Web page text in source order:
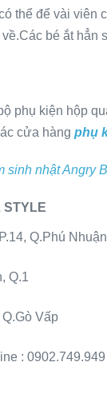
thể để vài
bé ắt hẳn
phụ kiện hộp
cửa hàng phụ
sinh nhật Angry
STYLE
Q.Phú Nhuận
Q.1
Vấp
: 0902.749.949